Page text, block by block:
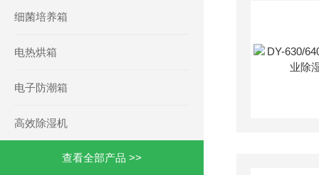
细菌培养箱
电热烘箱
电子防潮箱
高效除湿机
查看全部产品 >>